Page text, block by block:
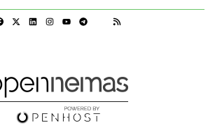
FacebookLinkedinInstagramTelegram
Google Discover